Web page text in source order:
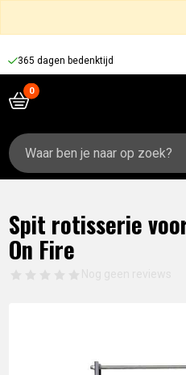
365 dagen bedenktijd
Zoeken
naar:
Spit rotisserie
On Fire